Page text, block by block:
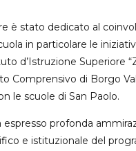
è stato dedicato al
in particolare le
d’Istruzione Superiore
Comprensivo di Borgo
le scuole di San Paolo.
espresso profonda
e istituzionale del